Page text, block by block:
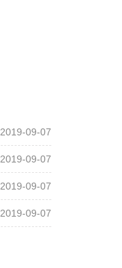
2019-09-07
2019-09-07
2019-09-07
2019-09-07